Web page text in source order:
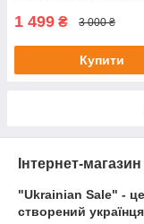
1 499 ₴ 3 000 ₴
Купити
Інтернет-
"Ukrainian Sale" -
створений